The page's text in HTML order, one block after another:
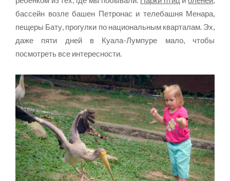
бассейн возле башен Петронас и телебашня Менара,
пещеры Бату, прогулки по национальным кварталам. Эх,
даже пяти дней в Куала-Лумпуре мало, чтобы
посмотреть все интересности.